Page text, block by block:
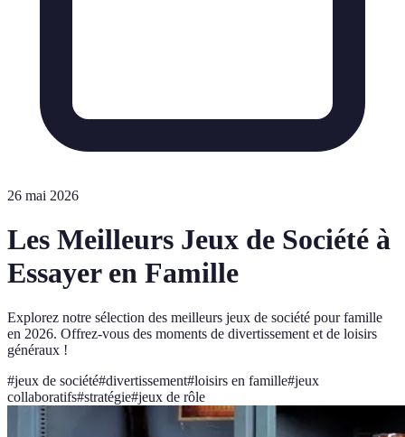
26 mai 2026
Les Meilleurs Jeux de Société à
Essayer en Famille
Explorez notre sélection des meilleurs jeux de société pour famille
en 2026. Offrez-vous des moments de divertissement et de loisirs
généraux !
#jeux de société#divertissement#loisirs en famille#jeux
collaboratifs#stratégie#jeux de rôle